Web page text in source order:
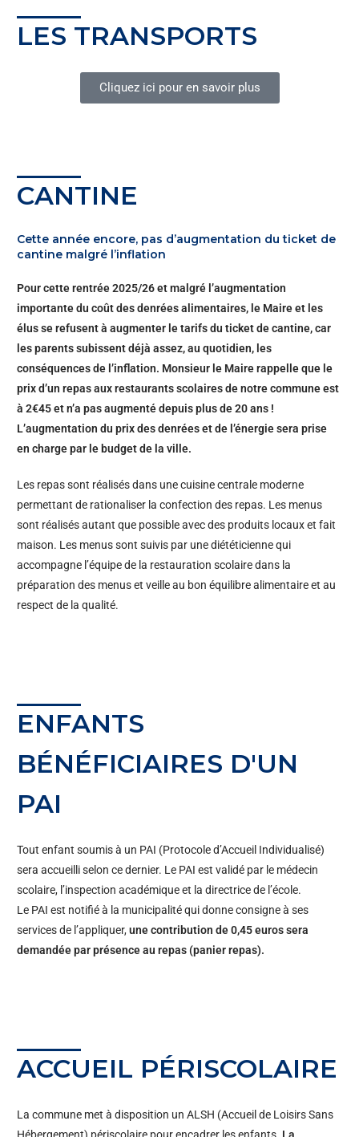
LES TRANSPORTS
Cliquez ici pour en savoir plus
CANTINE
Cette année encore, pas d’augmentation du ticket de
cantine malgré l’inflation
Pour cette rentrée 2025/26 et malgré l’augmentation
importante du coût des denrées alimentaires, le Maire et les
élus se refusent à augmenter le tarifs du ticket de cantine, car
les parents subissent déjà assez, au quotidien, les
conséquences de l’inflation. Monsieur le Maire rappelle que le
prix d’un repas aux restaurants scolaires de notre commune est
à 2€45 et n’a pas augmenté depuis plus de 20 ans !
L’augmentation du prix des denrées et de l’énergie sera prise
en charge par le budget de la ville.
Les repas sont réalisés dans une cuisine centrale moderne
permettant de rationaliser la confection des repas. Les menus
sont réalisés autant que possible avec des produits locaux et fait
maison. Les menus sont suivis par une diététicienne qui
accompagne l’équipe de la restauration scolaire dans la
préparation des menus et veille au bon équilibre alimentaire et au
respect de la qualité.
ENFANTS
BÉNÉFICIAIRES D'UN
PAI
Tout enfant soumis à un PAI (Protocole d’Accueil Individualisé)
sera accueilli selon ce dernier. Le PAI est validé par le médecin
scolaire, l’inspection académique et la directrice de l’école.
Le PAI est notifié à la municipalité qui donne consigne à ses
services de l’appliquer,une contribution de 0,45 euros sera
demandée par présence au repas (panier repas).
ACCUEIL PÉRISCOLAIRE
La commune met à disposition un ALSH (Accueil de Loisirs Sans